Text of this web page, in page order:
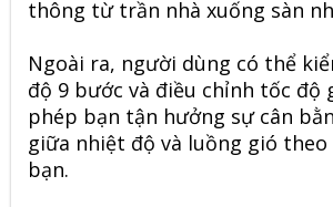
thông từ trần nhà xuống sàn
Ngoài ra, người dùng có thể
độ 9 bước và điều chỉnh tốc độ
phép bạn tận hưởng sự cân
giữa nhiệt độ và luồng gió theo
bạn.